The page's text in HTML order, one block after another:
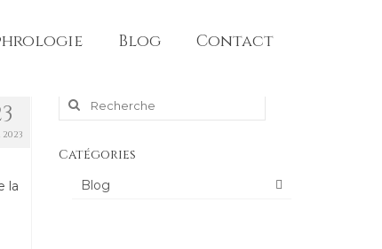
Blog Contact
2023
la
Rechercher
Catégories
Blog